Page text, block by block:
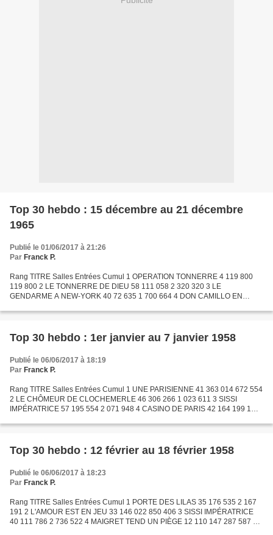
Top 30 hebdo : 15 décembre au 21 décembre
1965
Publié le 01/06/2017 à 21:26
Par Franck P.
Rang TITRE Salles Entrées Cumul 1 OPERATION TONNERRE 4 119 800
119 800 2 LE TONNERRE DE DIEU 58 111 058 2 320 320 3 LE
GENDARME A NEW-YORK 40 72 635 1 700 664 4 DON CAMILLO EN
27 71 586...
Top 30 hebdo : 1er janvier au 7 janvier 1958
Publié le 06/06/2017 à 18:19
Par Franck P.
Rang TITRE Salles Entrées Cumul 1 UNE PARISIENNE 41 363 014 672 554
2 LE CHÔMEUR DE CLOCHEMERLE 46 306 266 1 023 611 3 SISSI
IMPÉRATRICE 57 195 554 2 071 948 4 CASINO DE PARIS 42 164 199 1
Top 30 hebdo : 12 février au 18 février 1958
Publié le 06/06/2017 à 18:23
Par Franck P.
Rang TITRE Salles Entrées Cumul 1 PORTE DES LILAS 35 176 535 2 167
191 2 L'AMOUR EST EN JEU 33 146 022 850 406 3 SISSI IMPÉRATRICE
40 111 786 2 736 522 4 MAIGRET TEND UN PIÈGE 12 110 147 287 587 5